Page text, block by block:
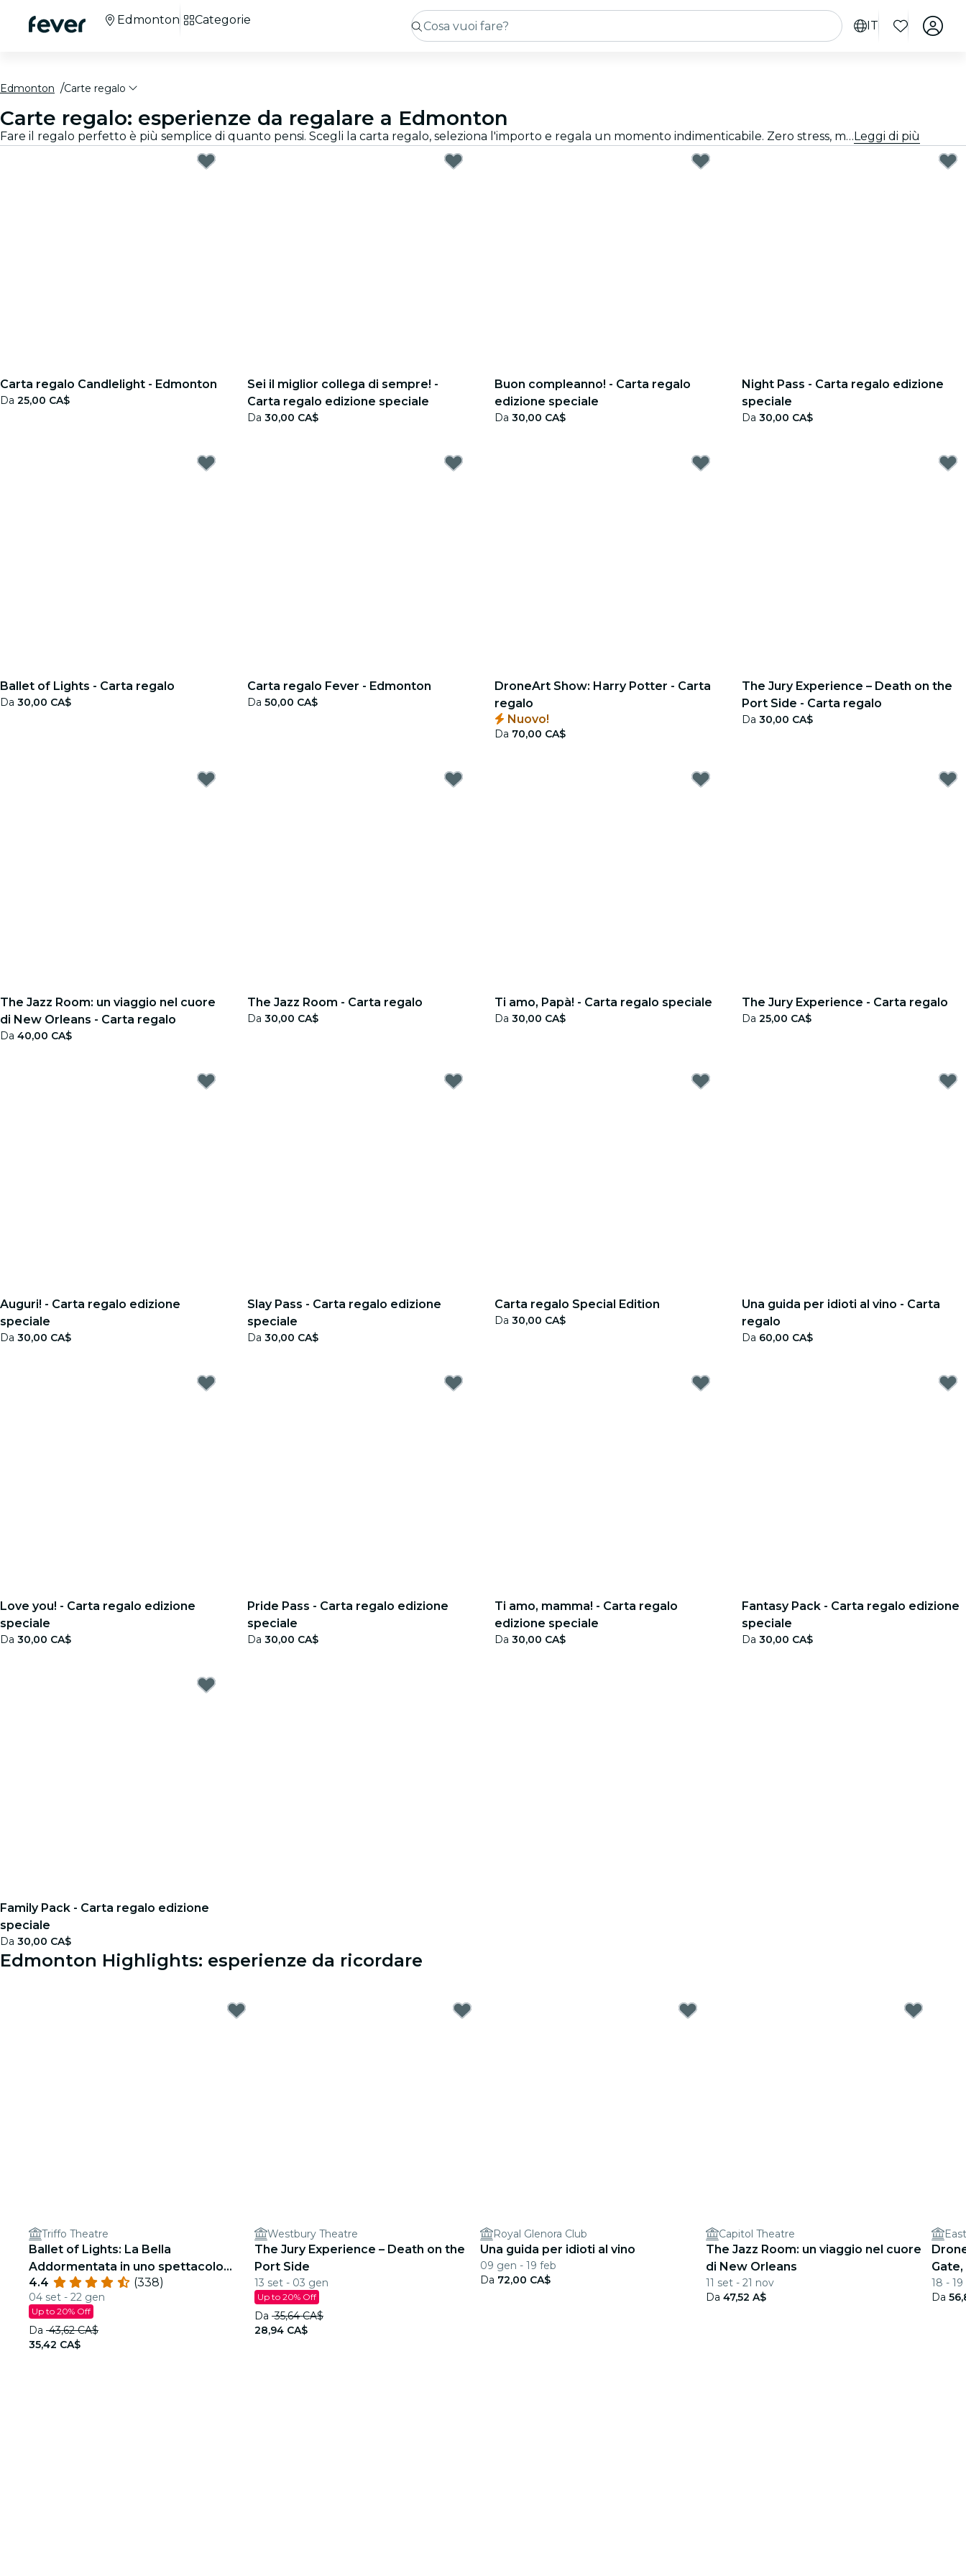
IT
Edmonton Categorie
Edmonton Carte regalo
Carte regalo: esperienze da regalare a Edmonton
Fare il regalo perfetto è più semplice di quanto pensi. Scegli la carta regalo, seleziona l'importo e regala un momento indimenticabile. Zero stress, massima flessibilità, successo garantito.Leggi di più
Carta regalo Candlelight - Edmonton
Da 25,00 CA$
Sei il miglior collega di sempre! -
Carta regalo edizione speciale
Da 30,00 CA$
Buon compleanno! - Carta regalo
edizione speciale
Da 30,00 CA$
Night Pass - Carta regalo edizione
speciale
Da 30,00 CA$
Ballet of Lights - Carta regalo
Da 30,00 CA$
Carta regalo Fever - Edmonton
Da 50,00 CA$
DroneArt Show: Harry Potter - Carta
regalo
Nuovo!
Da 70,00 CA$
The Jury Experience – Death on the
Port Side - Carta regalo
Da 30,00 CA$
The Jazz Room: un viaggio nel cuore
di New Orleans - Carta regalo
Da 40,00 CA$
The Jazz Room - Carta regalo
Da 30,00 CA$
Ti amo, Papà! - Carta regalo speciale
Da 30,00 CA$
The Jury Experience - Carta regalo
Da 25,00 CA$
Auguri! - Carta regalo edizione
speciale
Da 30,00 CA$
Slay Pass - Carta regalo edizione
speciale
Da 30,00 CA$
Carta regalo Special Edition
Da 30,00 CA$
Una guida per idioti al vino - Carta
regalo
Da 60,00 CA$
Love you! - Carta regalo edizione
speciale
Da 30,00 CA$
Pride Pass - Carta regalo edizione
speciale
Da 30,00 CA$
Ti amo, mamma! - Carta regalo
edizione speciale
Da 30,00 CA$
Fantasy Pack - Carta regalo edizione
speciale
Da 30,00 CA$
Family Pack - Carta regalo edizione
speciale
Da 30,00 CA$
Edmonton Highlights: esperienze da ricordare
Triffo Theatre
Ballet of Lights: La Bella
Addormentata in uno spettacolo
scintillante
4.4 (338)
04 set - 22 gen
Up to 20% Off
Da 43,62 CA$
35,42 CA$
Westbury Theatre
The Jury Experience – Death on the
Port Side
13 set - 03 gen
Up to 20% Off
Da 35,64 CA$
28,94 CA$
Royal Glenora Club
Una guida per idioti al vino
09 gen - 19 feb
Da 72,00 CA$
Capitol Theatre
The Jazz Room: un viaggio nel cuore
di New Orleans
11 set - 21 nov
Da 47,52 A$
18 -
Da